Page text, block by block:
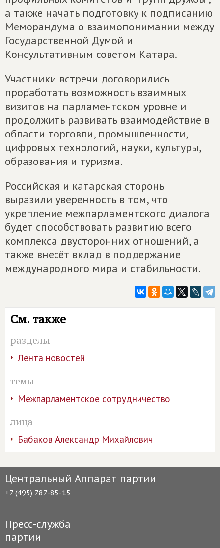
а также начать подготовку к подписанию
Меморандума о взаимопонимании между
Государственной Думой и
Консультативным советом Катара.
Участники встречи договорились
проработать возможность взаимных
визитов на парламентском уровне и
продолжить развивать взаимодействие в
области торговли, промышленности,
цифровых технологий, науки, культуры,
образования и туризма.
Российская и катарская стороны
выразили уверенность в том, что
укрепление межпарламентского диалога
будет способствовать развитию всего
комплекса двусторонних отношений, а
также внесёт вклад в поддержание
международного мира и стабильности.
См. также
разделы
Лента новостей
темы
Межпарламентское сотрудничество
лица
Бабаков Александр Михайлович
Центральный Аппарат партии
+7 (495) 787-85-15
Пресс-служба
партии